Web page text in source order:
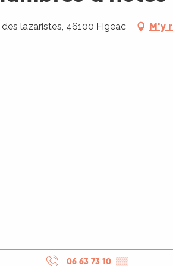
des lazaristes, 46100 Figeac M'y
06 63 73 10 ▒▒